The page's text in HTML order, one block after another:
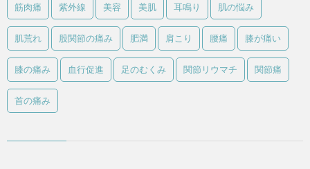
筋肉痛 紫外線 美容 美肌 耳鳴り 肌の悩み
肌荒れ 股関節の痛み 肥満 肩こり 腰痛 膝が痛い
膝の痛み 血行促進 足のむくみ 関節リウマチ 関節痛
首の痛み